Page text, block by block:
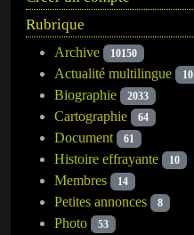
Rubrique
Archive 10150
Actualité multilingue 10
Biographie 2033
Cartographie 64
Document 61
Histoire effrayante 10
Membres 14
Petites annonces 8
Photo 53